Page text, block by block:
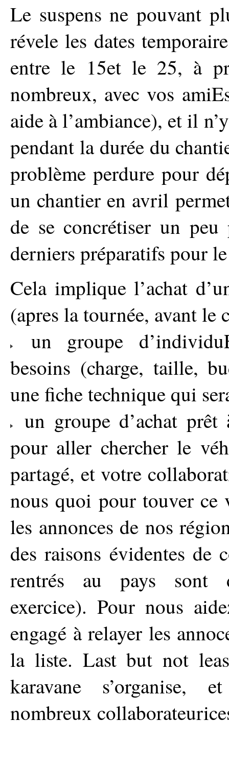
Le suspens ne pouvant
révele les dates
entre le 15et le 25, à
nombreux, avec vos
aide à l’ambiance), et il
pendant la durée du
problème perdure pour
un chantier en avril
de se concrétiser un
derniers préparatifs pour
Cela implique l’achat
(apres la tournée, avant le
un groupe
besoins (charge, taille,
une fiche technique qui
un groupe d’achat prêt
pour aller chercher le
partagé, et votre
nous quoi pour touver ce
les annonces de nos
des raisons évidentes de
rentrés au pays sont
exercice). Pour nous
engagé à relayer les
la liste. Last but not
karavane s’organise,
nombreux